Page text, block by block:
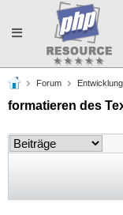
Toggle
navigation
Forum Entwicklung
formatieren des